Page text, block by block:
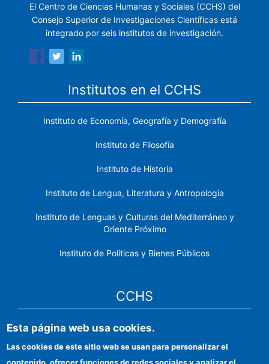
El Centro de Ciencias Humanas y Sociales (CCHS) del
Consejo Superior de Investigaciones Científicas está
integrado por seis institutos de investigación.
Institutos en el CCHS
Instituto de Economía, Geografía y Demografía
Instituto de Filosofía
Instituto de Historia
Instituto de Lengua, Literatura y Antropología
Instituto de Lenguas y Culturas del Mediterráneo y
Oriente Próximo
Instituto de Políticas y Bienes Públicos
CCHS
Sede electrónica CSIC
Identidad institucional
Esta página web usa cookies.
Las cookies de este sitio web se usan para personalizar el